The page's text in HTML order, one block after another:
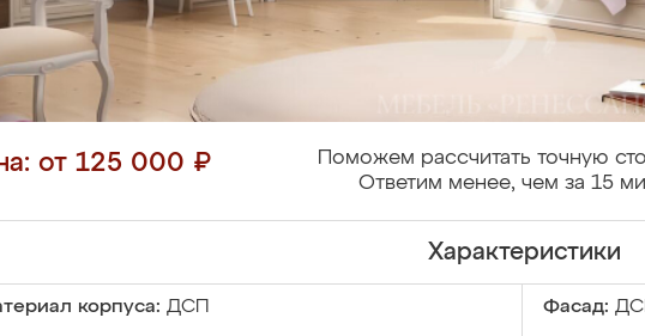
от 125 000 ₽
Поможем рассчитать точную
Ответим менее, чем за 15
Характеристики
корпуса: ДСП Фасад: